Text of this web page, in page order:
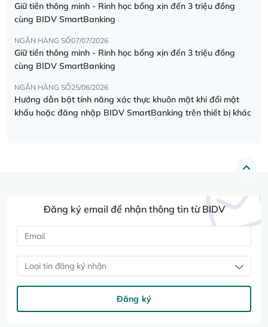
Giữ tiền thông minh - Rinh học bổng xịn đến 3 triệu đồng
cùng BIDV SmartBanking
NGÂN HÀNG SỐ07/07/2026
Giữ tiền thông minh - Rinh học bổng xịn đến 3 triệu đồng
cùng BIDV SmartBanking
NGÂN HÀNG SỐ25/06/2026
Hướng dẫn bật tính năng xác thực khuôn mặt khi đổi mật
khẩu hoặc đăng nhập BIDV SmartBanking trên thiết bị khác
Đăng ký email để nhận thông tin từ BIDV
Loại tin đăng ký nhận
Đăng ký